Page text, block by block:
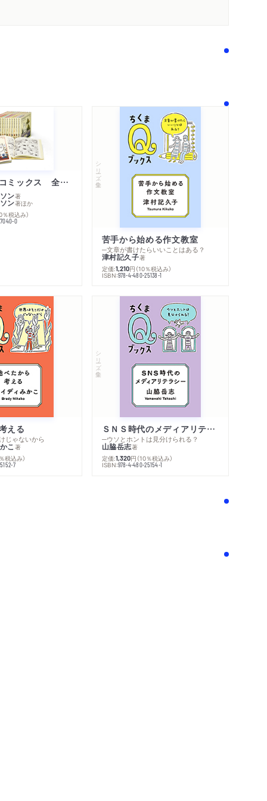
ムーミン・コミックス 全１４巻セット
ン著
ン著ほか
％税込み）
0
シリーズ・全集
苦手から始める作文教室
─文章が書けたらいいことはある？
津村記久子著
定価:1,210円 （10％税込み）
ISBN:978-4-480-25138-1
える
じゃないから
こ著
税込み）
7
シリーズ・全集
ＳＮＳ時代のメディアリテラシー
─ウソとホントは見分けられる？
山脇岳志著
定価:1,320円 （10％税込み）
ISBN:978-4-480-25154-1